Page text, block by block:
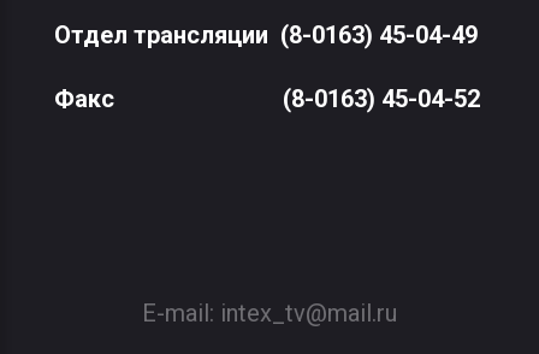
Отдел трансляции (8-0163) 45-04-49
Факс(8-0163) 45-04-52
E-mail: intex_tv@mail.ru